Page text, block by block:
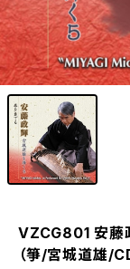
VZCG801 安藤
（箏/宮城道雄/